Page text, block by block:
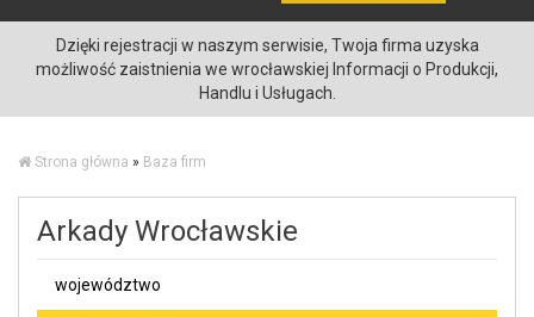
Dzięki rejestracji w naszym serwisie, Twoja firma uzyska
możliwość zaistnienia we wrocławskiej Informacji o Produkcji,
Handlu i Usługach.
Strona główna » Baza firm
Arkady Wrocławskie
województwo